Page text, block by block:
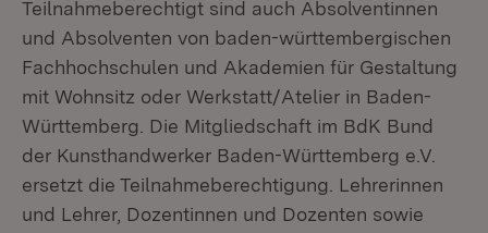
Teilnahmeberechtigt sind auch Absolventinnen
und Absolventen von baden-württembergischen
Fachhochschulen und Akademien für Gestaltung
mit Wohnsitz oder Werkstatt/Atelier in Baden-
Württemberg. Die Mitgliedschaft im BdK Bund
der Kunsthandwerker Baden-Württemberg e.V.
ersetzt die Teilnahmeberechtigung. Lehrerinnen
und Lehrer, Dozentinnen und Dozenten sowie